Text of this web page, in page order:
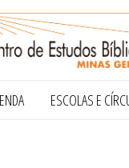
ESCOLAS E